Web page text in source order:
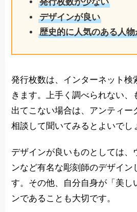
デザインが良い
歴史的に人気のある人
発行枚数は、インターネット検
きます。上手く調べられない、
出てこない場合は、アンティー
相談して聞いてみるとよいでし
デザインが良いものとしては、
ンなど有名な彫刻師のデザイン
す。その他、自分自身が「美し
ンであることも大切です。